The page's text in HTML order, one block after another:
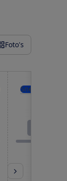
Foto's
Snelheid